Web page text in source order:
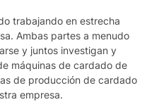
trabajando en estrecha
Ambas partes a menudo
y juntos investigan y
máquinas de cardado de
de producción de cardado
empresa.